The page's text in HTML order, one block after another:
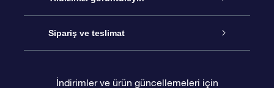
Blogu
OSR Hediye Paketi
Star Register
Sipariş ve teslimat
İndirimler ve ürün güncellemeleri için